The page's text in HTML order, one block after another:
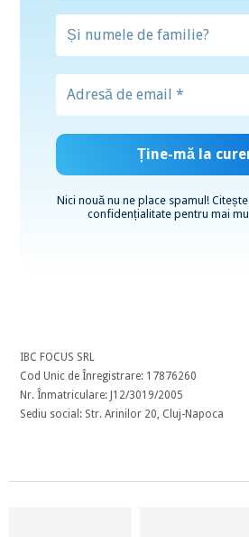
Nici nouă nu ne place spamul! Citește
confidențialitatepentru mai
IBC FOCUS SRL
Cod Unic de Înregistrare: 17876260
Nr. Înmatriculare: J12/3019/2005
Sediu social: Str. Arinilor 20, Cluj-Napoca